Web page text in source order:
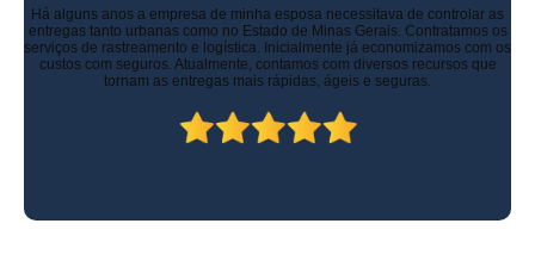
Há alguns anos a empresa de minha esposa necessitava de controlar as
entregas tanto urbanas como no Estado de Minas Gerais. Contratamos os
serviços de rastreamento e logística. Inicialmente já economizamos com os
custos com seguros. Atualmente, contamos com diversos recursos que
tornam as entregas mais rápidas, ágeis e seguras.